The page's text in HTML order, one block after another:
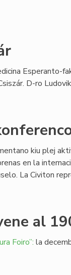
Esperanto-
D-ro
kiu plej
en la
La Civiton
al
Foiro”: la